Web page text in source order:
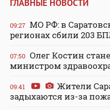
ГЛАВНЫЕ НОВОСТИ
09:27 МО РФ: в
регионах сбили 203
07:50 Олег Костин
министром
09:41
Жители
задыхаются из-за